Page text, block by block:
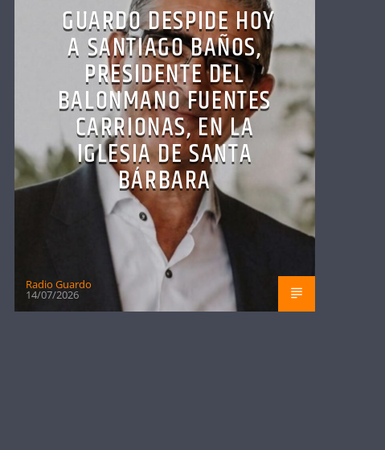
GUARDO DESPIDE HOY
A SANTIAGO BAÑOS,
PRESIDENTE DEL
BALONMANO FUENTES
CARRIONAS, EN LA
IGLESIA DE SANTA
BÁRBARA
Radio Guardo
14/07/2026